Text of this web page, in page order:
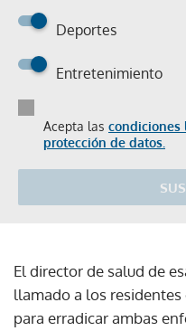
Deportes
Entretenimiento
Acepta las condiciones
protección de datos.
El director de salud de
llamado a los
para erradicar ambas